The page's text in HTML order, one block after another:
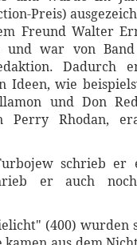
Preis)
Freund Walter
und war von
Dadurch
Ideen, wie
und Don
Perry Rhodan,
schrieb er
er auch
(400) wurden